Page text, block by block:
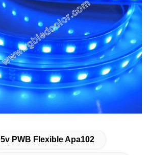
5v PWB Flexible Apa102